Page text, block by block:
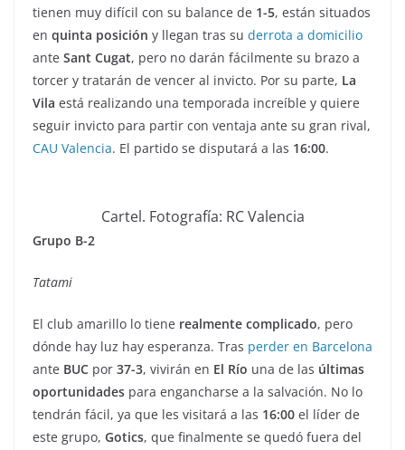
tienen muy difícil con su balance de 1-5, están situados
en quinta posición y llegan tras su derrota a domicilio
ante Sant Cugat, pero no darán fácilmente su brazo a
torcer y tratarán de vencer al invicto. Por su parte, La
Vila está realizando una temporada increíble y quiere
seguir invicto para partir con ventaja ante su gran rival,
CAU Valencia. El partido se disputará a las 16:00.
Cartel. Fotografía: RC Valencia
Grupo B-2
Tatami
El club amarillo lo tiene realmente complicado, pero
dónde hay luz hay esperanza. Tras perder en Barcelona
ante BUC por 37-3, vivirán en El Río una de las últimas
oportunidades para engancharse a la salvación. No lo
tendrán fácil, ya que les visitará a las 16:00 el líder de
este grupo, Gotics, que finalmente se quedó fuera del